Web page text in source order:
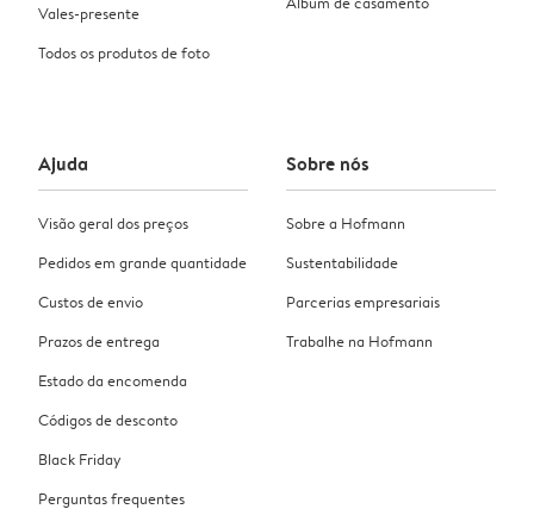
Vales-presente
Todos os produtos de foto
Ajuda
Visão geral dos preços
Pedidos em grande quantidade
Custos de envio
Prazos de entrega
Estado da encomenda
Códigos de desconto
Black Friday
Perguntas frequentes
Sobre nós
Sobre a Hofmann
Sustentabilidade
Parcerias empresariais
Trabalhe na Hofmann